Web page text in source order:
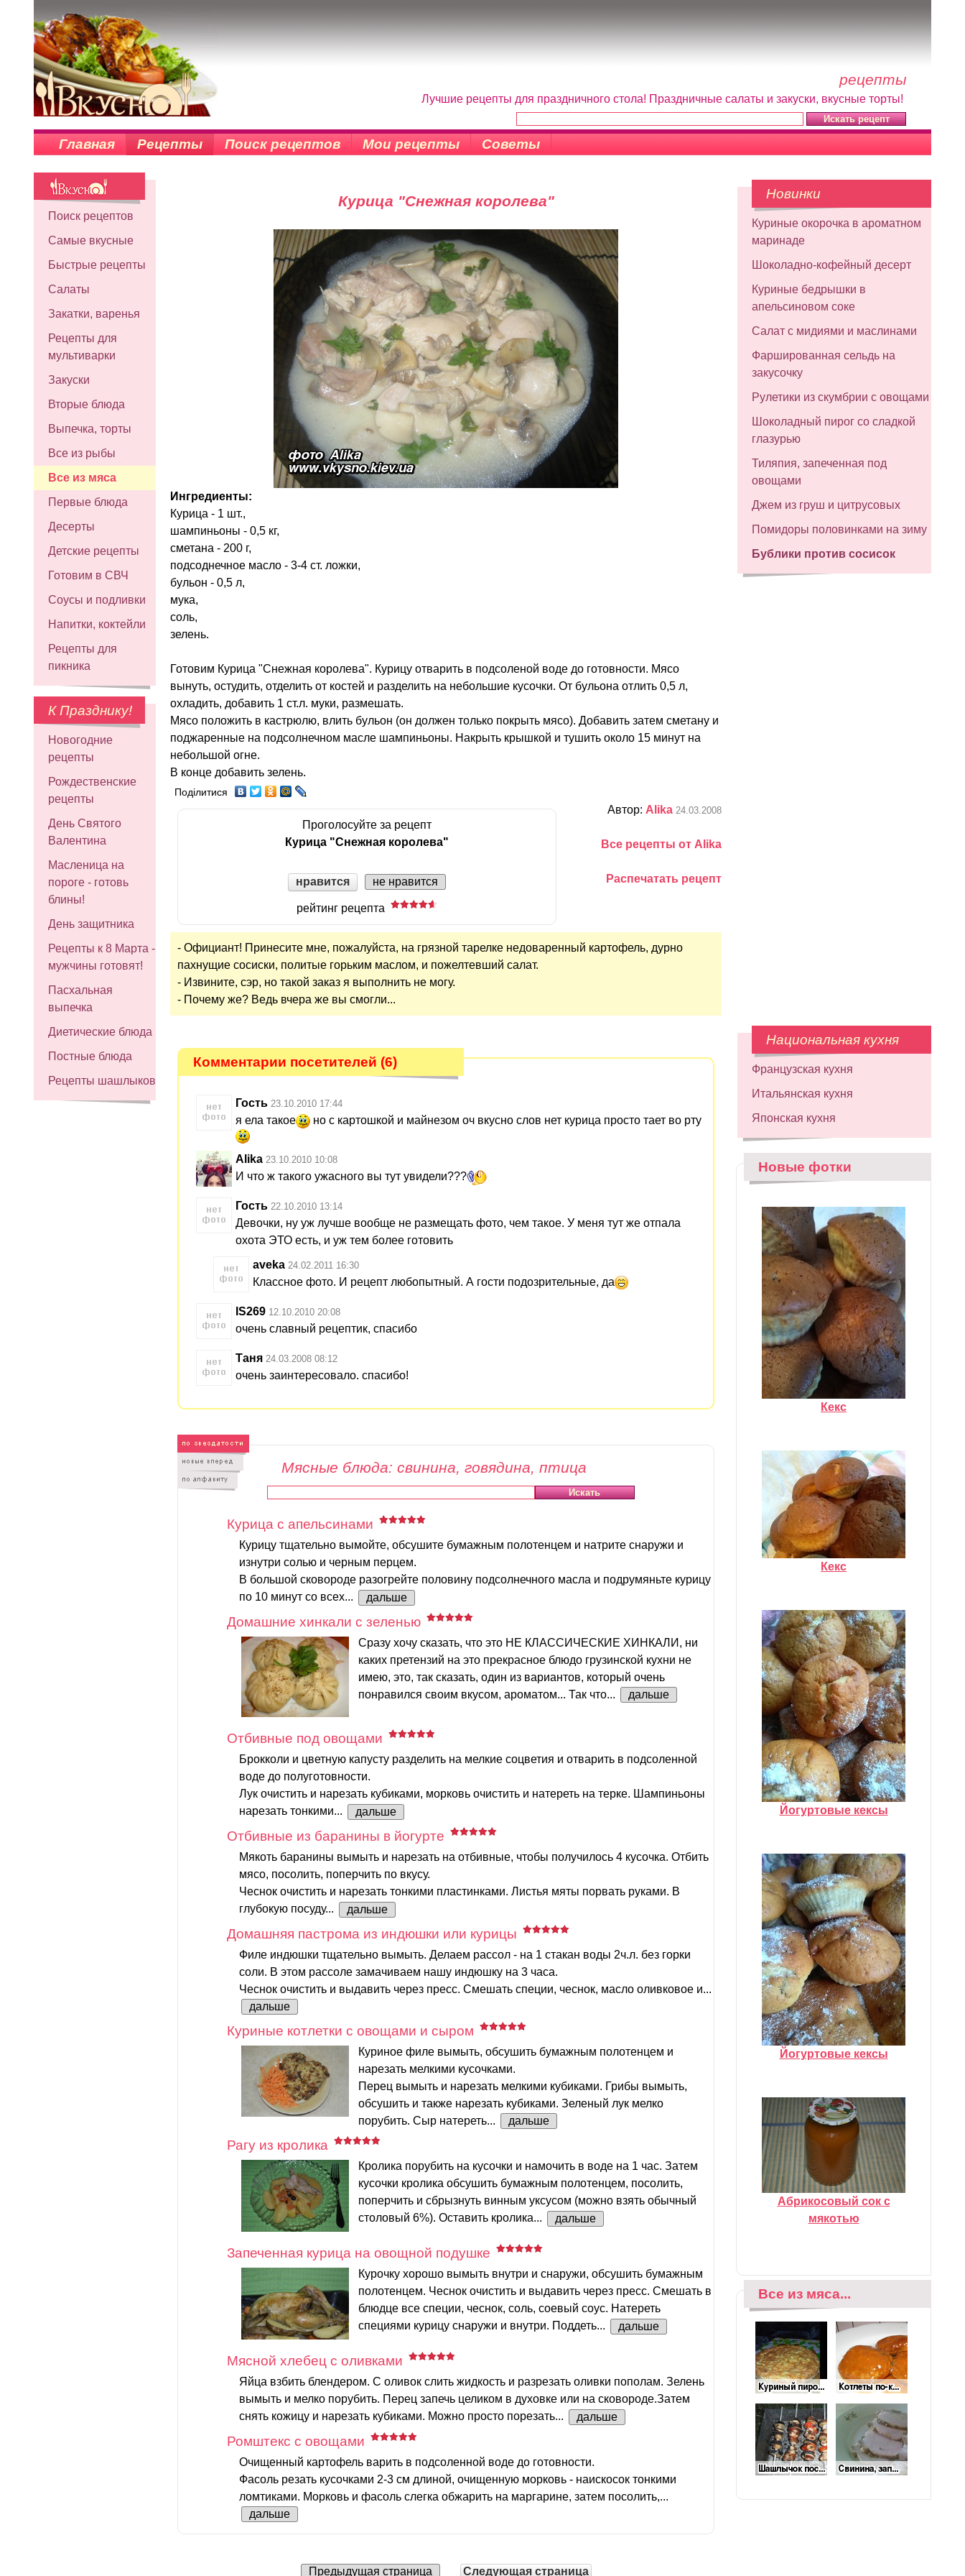
рецепты
Лучшие рецепты для праздничного стола! Праздничные салаты и закуски, вкусные торты!
Главная Рецепты Поиск рецептов Мои рецепты Советы
Поиск рецептов
Самые вкусные
Быстрые рецепты
Салаты
Закатки, варенья
Рецепты для
мультиварки
Закуски
Вторые блюда
Выпечка, торты
Все из рыбы
Все из мяса
Первые блюда
Десерты
Детские рецепты
Готовим в СВЧ
Соусы и подливки
Напитки, коктейли
Рецепты для
пикника
К Празднику!
Новогодние
рецепты
Рождественские
рецепты
День Святого
Валентина
Масленица на
пороге - готовь
блины!
День защитника
Рецепты к 8 Марта -
мужчины готовят!
Пасхальная
выпечка
Диетические блюда
Постные блюда
Рецепты шашлыков
Курица "Снежная королева"
Ингредиенты:
Курица - 1 шт.,
шампиньоны - 0,5 кг,
сметана - 200 г,
подсоднечное масло - 3-4 ст. ложки,
бульон - 0,5 л,
мука,
соль,
зелень.
Готовим Курица "Снежная королева". Курицу отварить в подсоленой воде до готовности. Мясо
вынуть, остудить, отделить от костей и разделить на небольшие кусочки. От бульона отлить 0,5 л,
охладить, добавить 1 ст.л. муки, размешать.
Мясо положить в кастрюлю, влить бульон (он должен только покрыть мясо). Добавить затем сметану и
поджаренные на подсолнечном масле шампиньоны. Накрыть крышкой и тушить около 15 минут на
небольшой огне.
В конце добавить зелень.
Поділитися
Проголосуйте за рецепт
Курица "Снежная королева"
нравится не нравится
рейтинг рецепта
Автор: Alika 24.03.2008
Все рецепты от Alika
Распечатать рецепт
- Официант! Принесите мне, пожалуйста, на грязной тарелке недоваренный картофель, дурно
пахнущие сосиски, политые горьким маслом, и пожелтевший салат.
- Извините, сэр, но такой заказ я выполнить не могу.
- Почему же? Ведь вчера же вы смогли...
Комментарии посетителей (6)
Гость 23.10.2010 17:44
я ела такое но с картошкой и майнезом оч вкусно слов нет курица просто тает во рту
Alika 23.10.2010 10:08
И что ж такого ужасного вы тут увидели???
Гость 22.10.2010 13:14
Девочки, ну уж лучше вообще не размещать фото, чем такое. У меня тут же отпала
охота ЭТО есть, и уж тем более готовить
aveka 24.02.2011 16:30
Классное фото. И рецепт любопытный. А гости подозрительные, да
IS269 12.10.2010 20:08
очень славный рецептик, спасибо
Таня 24.03.2008 08:12
очень заинтересовало. спасибо!
Мясные блюда: свинина, говядина, птица
Курица с апельсинами
Курицу тщательно вымойте, обсушите бумажным полотенцем и натрите снаружи и
изнутри солью и черным перцем.
В большой сковороде разогрейте половину подсолнечного масла и подрумяньте курицу
по 10 минут со всех...
дальше
Домашние хинкали с зеленью
Сразу хочу сказать, что это НЕ КЛАССИЧЕСКИЕ ХИНКАЛИ, ни
каких претензий на это прекрасное блюдо грузинской кухни не
имею, это, так сказать, один из вариантов, который очень
понравился своим вкусом, ароматом... Так что...
дальше
Отбивные под овощами
Брокколи и цветную капусту разделить на мелкие соцветия и отварить в подсоленной
воде до полуготовности.
Лук очистить и нарезать кубиками, морковь очистить и натереть на терке. Шампиньоны
нарезать тонкими...
дальше
Отбивные из баранины в йогурте
Мякоть баранины вымыть и нарезать на отбивные, чтобы получилось 4 кусочка. Отбить
мясо, посолить, поперчить по вкусу.
Чеснок очистить и нарезать тонкими пластинками. Листья мяты порвать руками. В
глубокую посуду...
дальше
Домашняя пастрома из индюшки или курицы
Филе индюшки тщательно вымыть. Делаем рассол - на 1 стакан воды 2ч.л. без горки
соли. В этом рассоле замачиваем нашу индюшку на 3 часа.
Чеснок очистить и выдавить через пресс. Смешать специи, чеснок, масло оливковое и...
дальше
Куриные котлетки с овощами и сыром
Куриное филе вымыть, обсушить бумажным полотенцем и
нарезать мелкими кусочками.
Перец вымыть и нарезать мелкими кубиками. Грибы вымыть,
обсушить и также нарезать кубиками. Зеленый лук мелко
порубить. Сыр натереть...
дальше
Рагу из кролика
Кролика порубить на кусочки и намочить в воде на 1 час. Затем
кусочки кролика обсушить бумажным полотенцем, посолить,
поперчить и сбрызнуть винным уксусом (можно взять обычный
столовый 6%). Оставить кролика...
дальше
Запеченная курица на овощной подушке
Курочку хорошо вымыть внутри и снаружи, обсушить бумажным
полотенцем. Чеснок очистить и выдавить через пресс. Смешать в
блюдце все специи, чеснок, соль, соевый соус. Натереть
специями курицу снаружи и внутри. Поддеть...
дальше
Мясной хлебец с оливками
Яйца взбить блендером. С оливок слить жидкость и разрезать оливки пополам. Зелень
вымыть и мелко порубить. Перец запечь целиком в духовке или на сковороде.Затем
снять кожицу и нарезать кубиками. Можно просто порезать...
дальше
Ромштекс с овощами
Очищенный картофель варить в подсоленной воде до готовности.
Фасоль резать кусочками 2-3 см длиной, очищенную морковь - наискосок тонкими
ломтиками. Морковь и фасоль слегка обжарить на маргарине, затем посолить,...
дальше
Предыдущая страница Следующая страница
Новинки
Куриные окорочка в ароматном
маринаде
Шоколадно-кофейный десерт
Куриные бедрышки в
апельсиновом соке
Салат с мидиями и маслинами
Фаршированная сельдь на
закусочку
Рулетики из скумбрии с овощами
Шоколадный пирог со сладкой
глазурью
Тиляпия, запеченная под
овощами
Джем из груш и цитрусовых
Помидоры половинками на зиму
Бублики против сосисок
Национальная кухня
Французская кухня
Итальянская кухня
Японская кухня
Новые фотки
Кекс
Кекс
Йогуртовые кексы
Йогуртовые кексы
Абрикосовый сок с
мякотью
Все из мяса...